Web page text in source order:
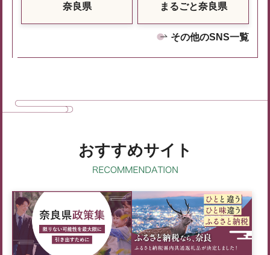
奈良県 まるごと奈良県
その他のSNS一覧
おすすめサイト